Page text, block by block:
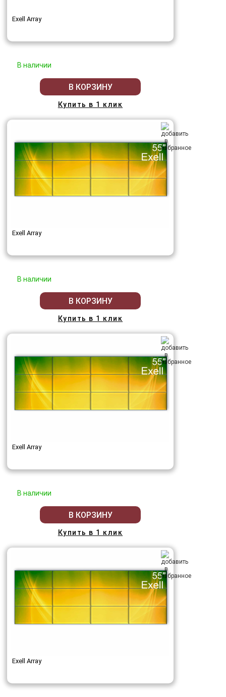
Exell Array
В наличии
В КОРЗИНУ
Купить в 1 клик
Exell Array
В наличии
В КОРЗИНУ
Купить в 1 клик
Exell Array
В наличии
В КОРЗИНУ
Купить в 1 клик
Exell Array